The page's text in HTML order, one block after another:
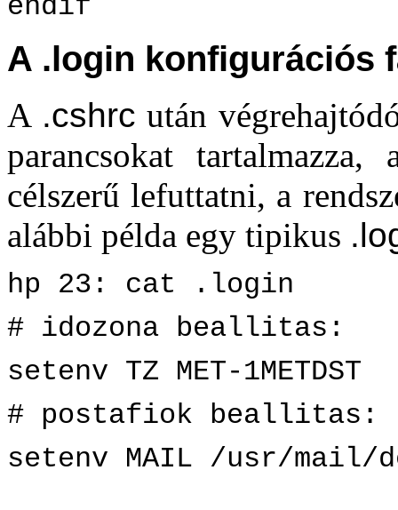
endif
A .login konfigurációs
A .cshrc után
parancsokat tartalmazza,
célszerű lefuttatni, a
alábbi példa egy tipikus
hp 23: cat .login
# idozona beallitas:
setenv TZ MET-1METDST
# postafiok beallitas:
setenv MAIL /usr/mail/